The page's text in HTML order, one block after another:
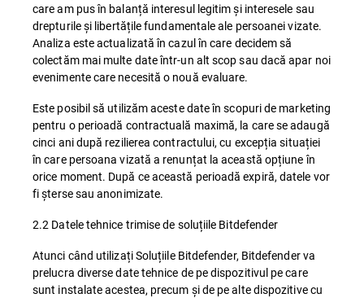
care am pus în balanță interesul legitim și interesele sau
drepturile și libertățile fundamentale ale persoanei vizate.
Analiza este actualizată în cazul în care decidem să
colectăm mai multe date într-un alt scop sau dacă apar noi
evenimente care necesită o nouă evaluare.
Este posibil să utilizăm aceste date în scopuri de marketing
pentru o perioadă contractuală maximă, la care se adaugă
cinci ani după rezilierea contractului, cu excepția situației
în care persoana vizată a renunțat la această opțiune în
orice moment. După ce această perioadă expiră, datele vor
fi șterse sau anonimizate.
2.2 Datele tehnice trimise de soluțiile Bitdefender
Atunci când utilizați Soluțiile Bitdefender, Bitdefender va
prelucra diverse date tehnice de pe dispozitivul pe care
sunt instalate acestea, precum și de pe alte dispozitive cu